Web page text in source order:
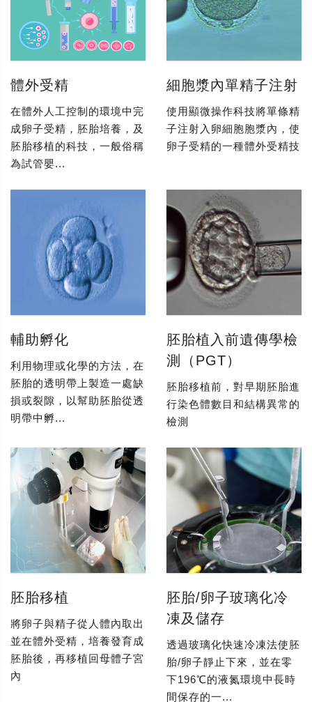
體外受精
在體外人工控制的環境中完
成卵子受精，胚胎培養，及
胚胎移植的科技，一般俗稱
為試管嬰...
細胞漿內單精子注射
使用顯微操作科技將單條精
子注射入卵細胞胞漿內，使
卵子受精的一種體外受精技
輔助孵化
利用物理或化學的方法，在
胚胎的透明帶上製造一處缺
損或裂隙，以幫助胚胎從透
明帶中孵...
胚胎植入前遺傳學檢
測（PGT）
胚胎移植前，對早期胚胎進
行染色體數目和結構異常的
檢測
胚胎移植
將卵子與精子從人體內取出
並在體外受精，培養發育成
胚胎後，再移植回母體子宮
內
胚胎/卵子玻璃化冷
凍及儲存
透過玻璃化快速冷凍法使胚
胎/卵子靜止下來，並在零
下196℃的液氮環境中長時
間保存的一...